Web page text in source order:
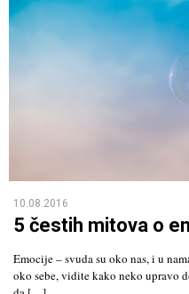
10.08.2016
5 čestih mitova o
Emocije – svuda su oko nas, i u
oko sebe, vidite kako neko upravo